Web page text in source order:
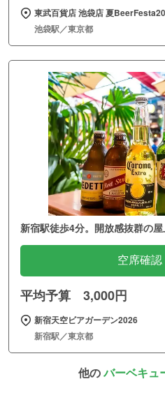
東武百貨店 池袋店 夏
池袋駅／東京都
新宿駅徒歩4分。開放感抜群の屋
空席確認
平均予算 3,000円
新宿天空ビアガーデン2026
新宿駅／東京都
他のバーベキュ